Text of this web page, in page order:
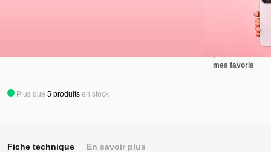
mes favoris
Plus que 5 produits en stock
Fiche technique En savoir plus